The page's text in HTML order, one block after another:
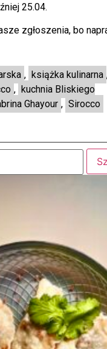
25.04.
zgłoszenia, bo
, książka kulinarna
, kuchnia Bliskiego
Ghayour , Sirocco